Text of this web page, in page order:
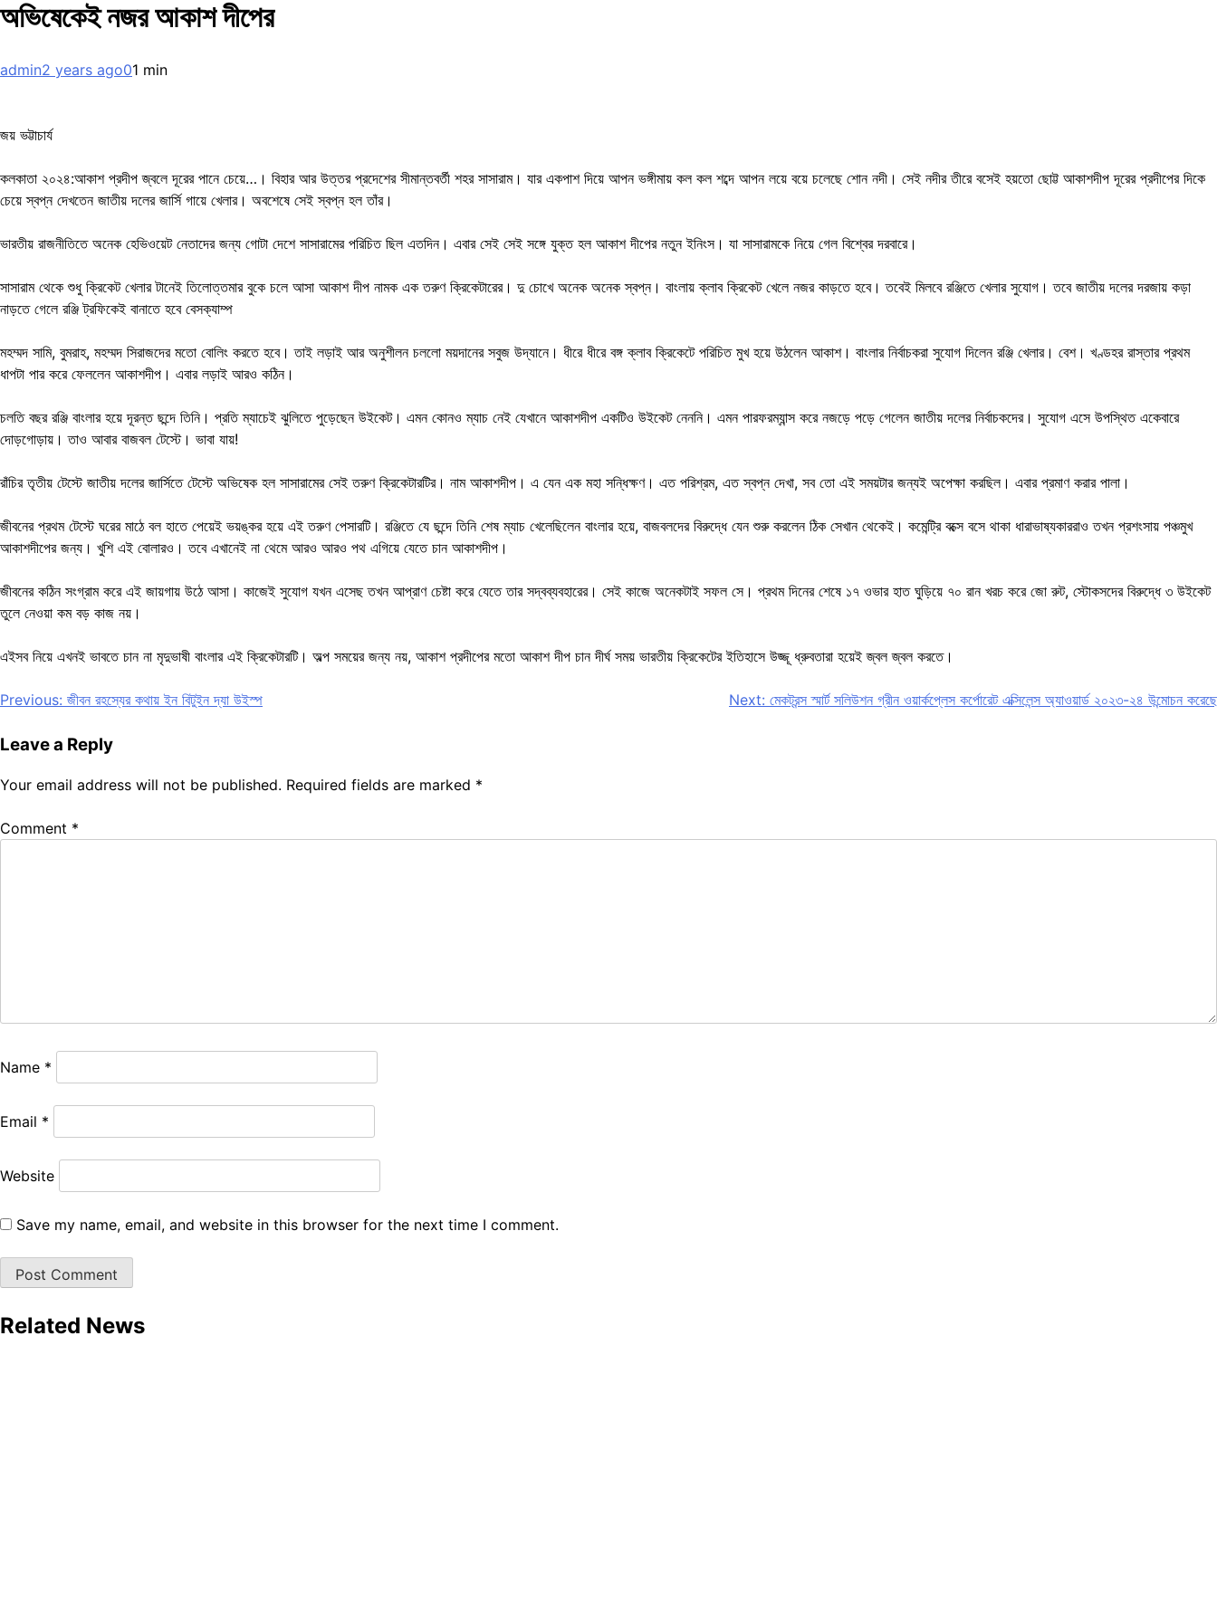
অভিষেকেই নজর আকাশ দীপের
admin2 years ago01 min
জয় ভট্টাচার্য
কলকাতা ২০২৪:আকাশ প্রদীপ জ্বলে দূরের পানে চেয়ে…। বিহার আর উত্তর প্রদেশের সীমান্তবর্তী শহর সাসারাম। যার একপাশ দিয়ে আপন ভঙ্গীমায় কল কল শব্দে আপন লয়ে বয়ে চলেছে শোন নদী। সেই নদীর তীরে বসেই হয়তো ছোট্ট আকাশদীপ দূরের প্রদীপের দিকে
চেয়ে স্বপ্ন দেখতেন জাতীয় দলের জার্সি গায়ে খেলার। অবশেষে সেই স্বপ্ন হল তাঁর।
ভারতীয় রাজনীতিতে অনেক হেভিওয়েট নেতাদের জন্য গোটা দেশে সাসারামের পরিচিত ছিল এতদিন। এবার সেই সেই সঙ্গে যুক্ত হল আকাশ দীপের নতুন ইনিংস। যা সাসারামকে নিয়ে গেল বিশ্বের দরবারে।
সাসারাম থেকে শুধু ক্রিকেট খেলার টানেই তিলোত্তমার বুকে চলে আসা আকাশ দীপ নামক এক তরুণ ক্রিকেটারের। দু চোখে অনেক অনেক স্বপ্ন। বাংলায় ক্লাব ক্রিকেট খেলে নজর কাড়তে হবে। তবেই মিলবে রঞ্জিতে খেলার সুযোগ। তবে জাতীয় দলের দরজায় কড়া
নাড়তে গেলে রঞ্জি ট্রফিকেই বানাতে হবে বেসক্যাম্প
মহম্মদ সামি, বুমরাহ, মহম্মদ সিরাজদের মতো বোলিং করতে হবে। তাই লড়াই আর অনুশীলন চললো ময়দানের সবুজ উদ্যানে। ধীরে ধীরে বঙ্গ ক্লাব ক্রিকেটে পরিচিত মুখ হয়ে উঠলেন আকাশ। বাংলার নির্বাচকরা সুযোগ দিলেন রঞ্জি খেলার। বেশ। খণ্ডহর রাস্তার প্রথম
ধাপটা পার করে ফেললেন আকাশদীপ। এবার লড়াই আরও কঠিন।
চলতি বছর রঞ্জি বাংলার হয়ে দূরন্ত ছন্দে তিনি। প্রতি ম্যাচেই ঝুলিতে পুড়েছেন উইকেট। এমন কোনও ম্যাচ নেই যেখানে আকাশদীপ একটিও উইকেট নেননি। এমন পারফরম্যান্স করে নজড়ে পড়ে গেলেন জাতীয় দলের নির্বাচকদের। সুযোগ এসে উপস্থিত একেবারে
দোড়গোড়ায়। তাও আবার বাজবল টেস্টে। ভাবা যায়!
রাঁচির তৃতীয় টেস্টে জাতীয় দলের জার্সিতে টেস্টে অভিষেক হল সাসারামের সেই তরুণ ক্রিকেটারটির। নাম আকাশদীপ। এ যেন এক মহা সন্ধিক্ষণ। এত পরিশ্রম, এত স্বপ্ন দেখা, সব তো এই সময়টার জন্যই অপেক্ষা করছিল।‌ এবার প্রমাণ করার পালা।
জীবনের প্রথম টেস্টে ঘরের মাঠে বল হাতে পেয়েই ভয়ঙ্কর হয়ে এই তরুণ পেসারটি। রঞ্জিতে যে ছন্দে তিনি শেষ ম্যাচ খেলেছিলেন বাংলার হয়ে, বাজবলদের বিরুদ্ধে যেন শুরু করলেন ঠিক সেখান থেকেই। কমেন্ট্রি বক্সে বসে থাকা ধারাভাষ্যকাররাও তখন প্রশংসায় পঞ্চমুখ
আকাশদীপের জন্য। খুশি এই বোলারও। তবে এখানেই না থেমে আরও আরও পথ এগিয়ে যেতে চান আকাশদীপ।
জীবনের কঠিন সংগ্রাম করে এই জায়গায় উঠে আসা। কাজেই সুযোগ যখন এসেছ তখন আপ্রাণ চেষ্টা করে যেতে তার সদ্বব্যবহারের। সেই কাজে অনেকটাই সফল সে। প্রথম দিনের শেষে ১৭ ওভার হাত ঘুড়িয়ে ৭০ রান খরচ করে জো রুট, স্টোকসদের বিরুদ্ধে ৩ উইকেট
তুলে নেওয়া কম বড় কাজ নয়।
এইসব নিয়ে এখনই ভাবতে চান না মৃদুভাষী বাংলার এই ক্রিকেটারটি। অল্প সময়ের জন্য নয়, আকাশ প্রদীপের মতো আকাশ দীপ চান দীর্ঘ সময় ভারতীয় ক্রিকেটের ইতিহাসে উজ্জূ ধ্রুবতারা হয়েই জ্বল জ্বল করতে।
Post
navigation
Previous: জীবন রহস্যের কথায় ইন বিটুইন দ্যা উইস্প Next: মেকট্রন্স স্মার্ট সলিউশন গ্রীন ওয়ার্কপ্লেস কর্পোরেট এক্সিলেন্স অ্যাওয়ার্ড ২০২৩-২৪ উন্মোচন করেছে
Leave a Reply
Your email address will not be published. Required fields are marked *
Comment *
Name *
Email *
Website
Save my name, email, and website in this browser for the next time I comment.
Related News